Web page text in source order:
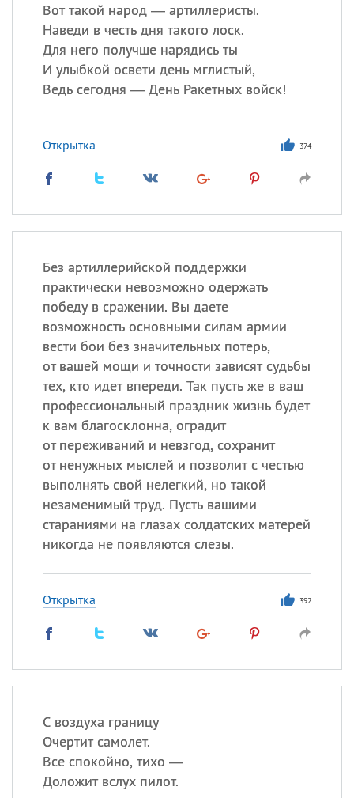
Вот такой народ — артиллеристы.
Наведи в честь дня такого лоск.
Для него получше нарядись ты
И улыбкой освети день мглистый,
Ведь сегодня — День Ракетных войск!
Открытка 374
Без артиллерийской поддержки
практически невозможно одержать
победу в сражении. Вы даете
возможность основными силам армии
вести бои без значительных потерь,
от вашей мощи и точности зависят судьбы
тех, кто идет впереди. Так пусть же в ваш
профессиональный праздник жизнь будет
к вам благосклонна, оградит
от переживаний и невзгод, сохранит
от ненужных мыслей и позволит с честью
выполнять свой нелегкий, но такой
незаменимый труд. Пусть вашими
стараниями на глазах солдатских матерей
никогда не появляются слезы.
Открытка 392
С воздуха границу
Очертит самолет.
Все спокойно, тихо —
Доложит вслух пилот.
ИМЕНА
Александр ,Макар
Посмотреть значение